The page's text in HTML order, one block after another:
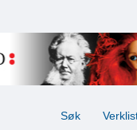
Søk